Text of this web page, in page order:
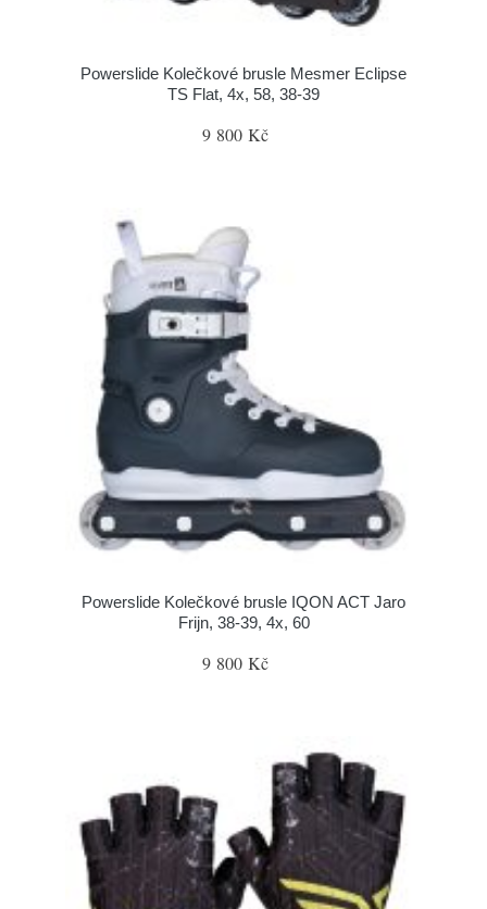
Powerslide Kolečkové brusle Mesmer Eclipse
TS Flat, 4x, 58, 38-39
9 800 Kč
Powerslide Kolečkové brusle IQON ACT Jaro
Frijn, 38-39, 4x, 60
9 800 Kč